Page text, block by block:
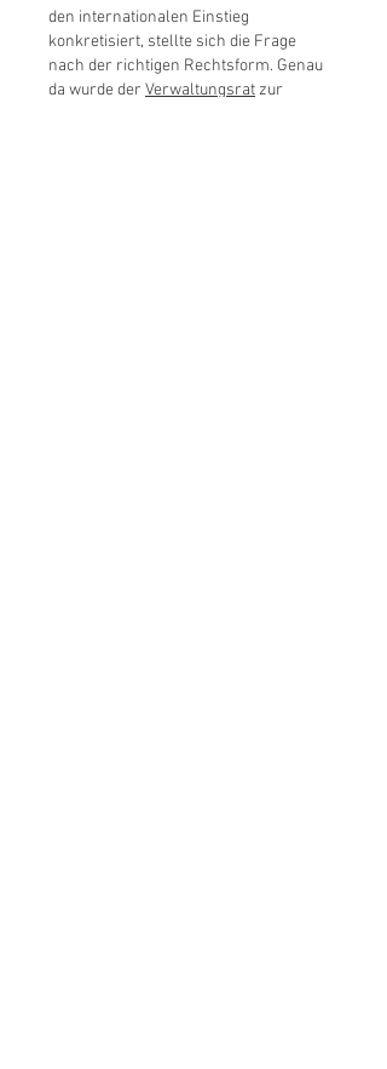
den internationalen Einstieg
konkretisiert, stellte sich die Frage
nach der richtigen Rechtsform. Genau
da wurde der Verwaltungsrat zur